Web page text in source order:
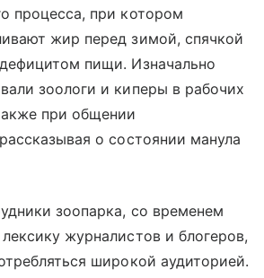
процесса, при котором
жир перед зимой, спячкой
пищи. Изначально
зоологи и киперы в рабочих
при общении
о состоянии манула
зоопарка, со временем
журналистов и блогеров,
широкой аудиторией.